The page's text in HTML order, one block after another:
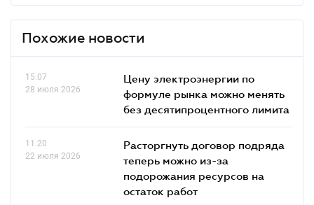
Похожие новости
15.07
28 июля 2026
Цену электроэнергии по
формуле рынка можно менять
без десятипроцентного лимита
11.20
22 июля 2026
Расторгнуть договор подряда
теперь можно из-за
подорожания ресурсов на
остаток работ